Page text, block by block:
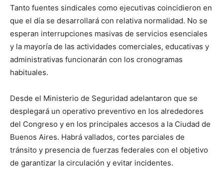
Tanto fuentes sindicales como ejecutivas coincidieron en
que el día se desarrollará con relativa normalidad. No se
esperan interrupciones masivas de servicios esenciales
y la mayoría de las actividades comerciales, educativas y
administrativas funcionarán con los cronogramas
habituales.
Desde el Ministerio de Seguridad adelantaron que se
desplegará un operativo preventivo en los alrededores
del Congreso y en los principales accesos a la Ciudad de
Buenos Aires. Habrá vallados, cortes parciales de
tránsito y presencia de fuerzas federales con el objetivo
de garantizar la circulación y evitar incidentes.